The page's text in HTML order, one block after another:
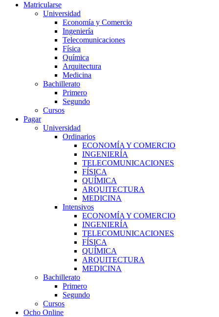
Matricularse
Universidad
Economía y Comercio
Ingeniería
Telecomunicaciones
Física
Química
Arquitectura
Medicina
Bachillerato
Primero
Segundo
Cursos
Pagar
Universidad
Ordinarios
ECONOMÍA Y COMERCIO
INGENIERÍA
TELECOMUNICACIONES
FÍSICA
QUÍMICA
ARQUITECTURA
MEDICINA
Intensivos
ECONOMÍA Y COMERCIO
INGENIERÍA
TELECOMUNICACIONES
FÍSICA
QUÍMICA
ARQUITECTURA
MEDICINA
Bachillerato
Primero
Segundo
Cursos
Ocho Online